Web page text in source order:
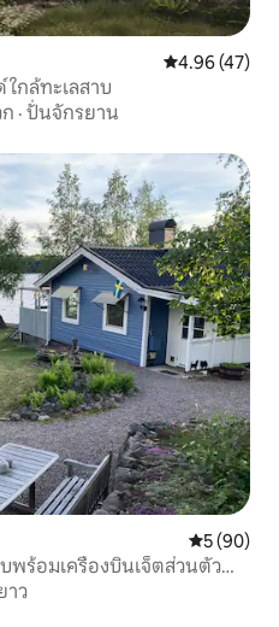
คะแนนเฉลี่ย
4.96 (47)
กล้ทะเลสาบ
· ปั่นจักรยาน
คะแนนเฉลี่
5 (90)
พร้อมเครื่องบินเจ็ตส่วนตัว
าว